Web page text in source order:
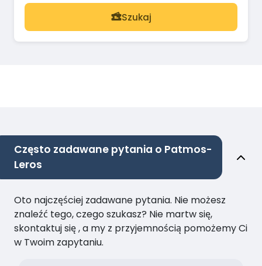
Szukaj
Często zadawane pytania o Patmos-
Leros
Oto najczęściej zadawane pytania. Nie możesz
znaleźć tego, czego szukasz? Nie martw się,
skontaktuj się , a my z przyjemnością pomożemy Ci
w Twoim zapytaniu.